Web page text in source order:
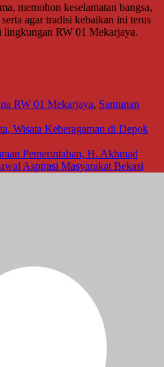
memohon keselamatan bangsa,
agar tradisi kebaikan ini terus
lingkungan RW 01 Mekarjaya.
RW 01 Mekarjaya, Santunan
Wisata Keberagaman di Depok
Pemerintahan, H. Akhmad
Aspirasi Masyarakat Bekasi